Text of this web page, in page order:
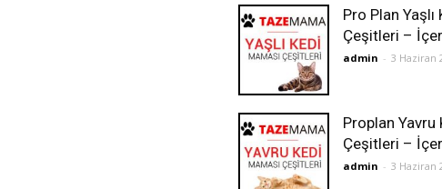
Pro Plan Yaşlı
Çeşitleri –
admin - 3 Haziran
Proplan Yavru
Çeşitleri –
admin - 3 Haziran